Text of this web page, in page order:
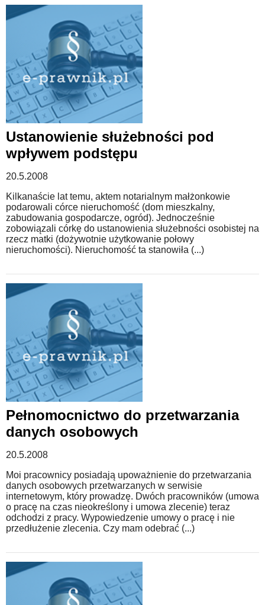
Ustanowienie służebności pod
wpływem podstępu
20.5.2008
Kilkanaście lat temu, aktem notarialnym małżonkowie
podarowali córce nieruchomość (dom mieszkalny,
zabudowania gospodarcze, ogród). Jednocześnie
zobowiązali córkę do ustanowienia służebności osobistej na
rzecz matki (dożywotnie użytkowanie połowy
nieruchomości). Nieruchomość ta stanowiła (...)
Pełnomocnictwo do przetwarzania
danych osobowych
20.5.2008
Moi pracownicy posiadają upoważnienie do przetwarzania
danych osobowych przetwarzanych w serwisie
internetowym, który prowadzę. Dwóch pracowników (umowa
o pracę na czas nieokreślony i umowa zlecenie) teraz
odchodzi z pracy. Wypowiedzenie umowy o pracę i nie
przedłużenie zlecenia. Czy mam odebrać (...)